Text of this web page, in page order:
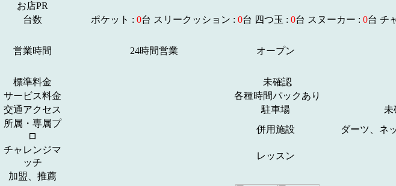
お店PR
台数
ポケット : 0台 スリークッション : 0台 四つ玉 : 0台 スヌーカー : 0台 チ
営業時間 24時間営業 オープン
標準料金
未確認
サービス料金
各種時間パックあり
交通アクセス
駐車場
未
所属・専属プ
ロ
併用施設
ダーツ、ネ
チャレンジマ
ッチ
レッスン
加盟、推薦